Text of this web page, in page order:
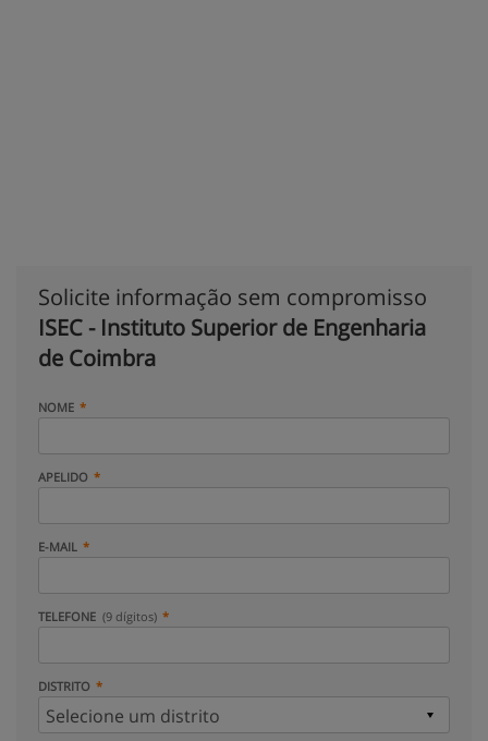
Solicite informação sem compromisso
ISEC - Instituto Superior de Engenharia
de Coimbra
NOME
APELIDO
E-MAIL
TELEFONE (9 dígitos)
DISTRITO